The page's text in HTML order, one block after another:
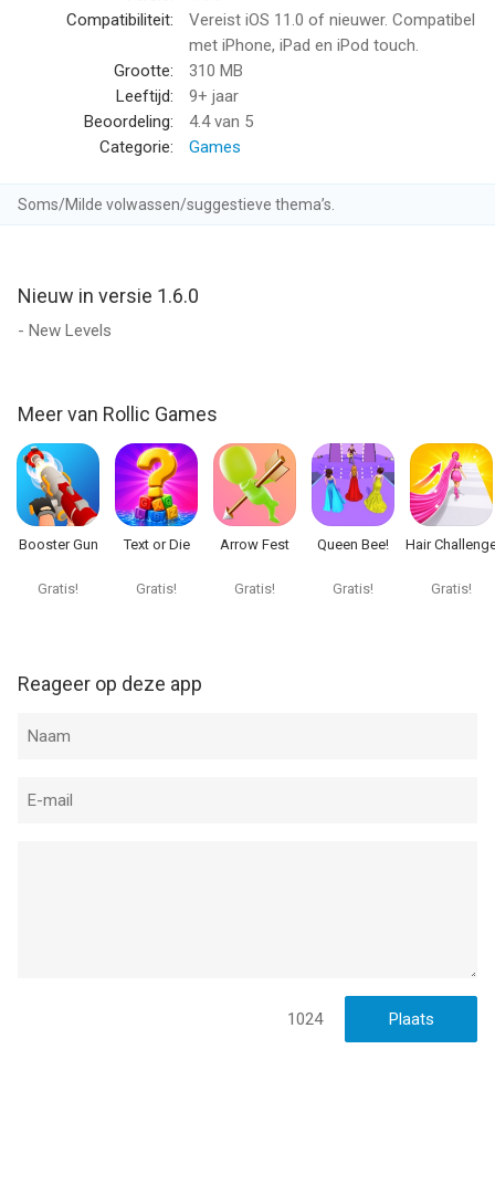
Compatibiliteit:
Vereist iOS 11.0 of nieuwer. Compatibel
met iPhone, iPad en iPod touch.
Grootte:
310 MB
Leeftijd:
9+ jaar
Beoordeling:
4.4van 5
Categorie:
Games
Soms/Milde volwassen/suggestieve thema’s.
Nieuw in versie 1.6.0
- New Levels
Meer van Rollic Games
Booster Gun
Gratis!
Text or Die
Gratis!
Arrow Fest
Gratis!
Queen Bee!
Gratis!
Hair
Gratis!
Reageer op deze app
1024